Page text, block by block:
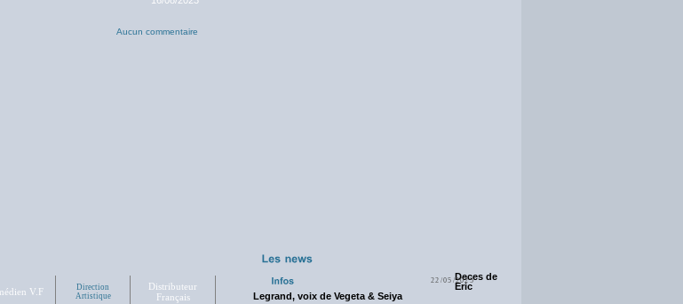
Aucun commentaire
V.F
Direction
Artistique
Distributeur
Français
22/05/2025Deces de
Eric
Legrand, voix de Vegeta & Seiya